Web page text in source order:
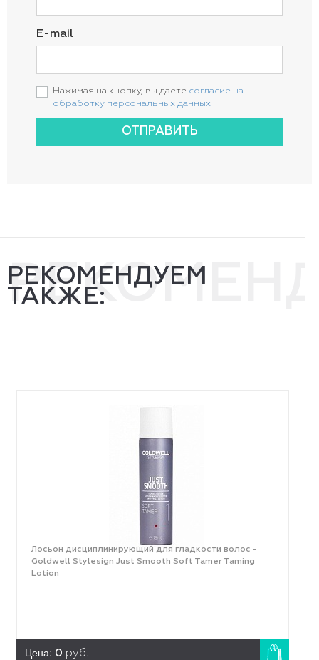
E-mail
Нажимая на кнопку, вы даете согласие на
обработку персональных данных
ОТПРАВИТЬ
РЕКОМЕНДУЕМ
ТАКЖЕ:
Лосьон дисциплинирующий для гладкости волос -
Goldwell Stylesign Just Smooth Soft Tamer Taming
Lotion
Цена: 0 руб.